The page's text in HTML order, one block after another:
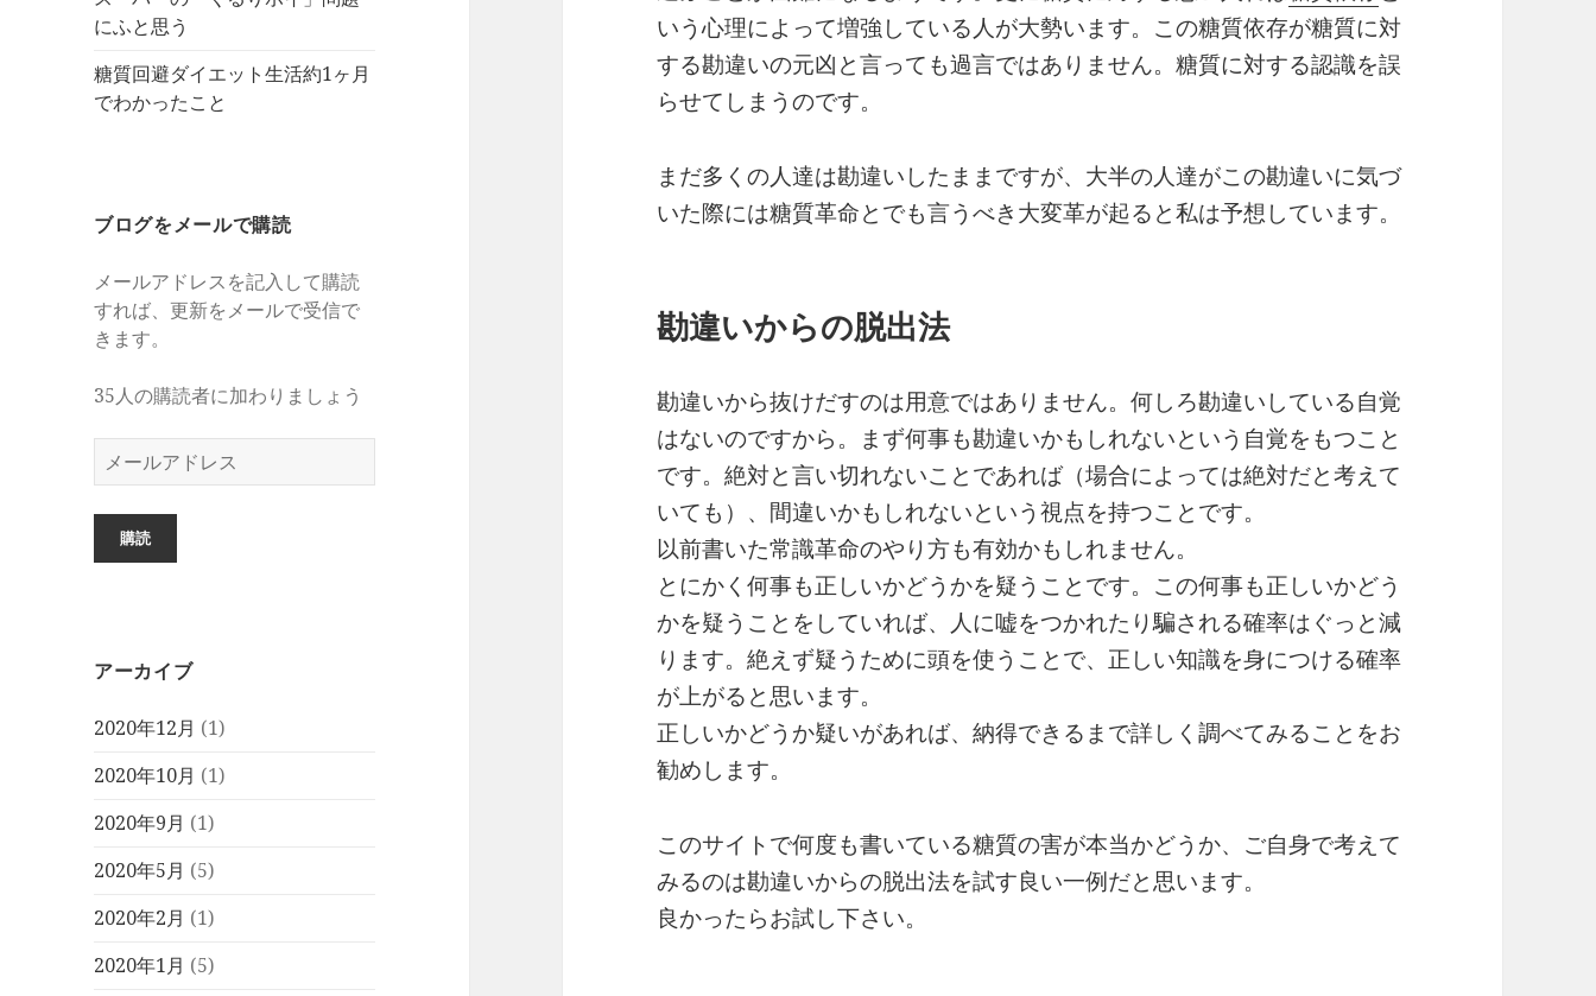
にふと思う
糖質回避ダイエット生活約1ヶ月
でわかったこと
ブログをメールで購読
メールアドレスを記入して購読
すれば、更新をメールで受信で
きます。
35人の購読者に加わりましょう
ー
ル
ド
購読
アーカイブ
2020年12月 (1)
2020年10月 (1)
2020年9月 (1)
2020年5月 (5)
2020年2月 (1)
2020年1月 (5)
いう心理によって増強している人が大勢います。この糖質依存が糖質に対
する勘違いの元凶と言っても過言ではありません。糖質に対する認識を誤
らせてしまうのです。
まだ多くの人達は勘違いしたままですが、大半の人達がこの勘違いに気づ
いた際には糖質革命とでも言うべき大変革が起ると私は予想しています。
勘違いからの脱出法
勘違いから抜けだすのは用意ではありません。何しろ勘違いしている自覚
はないのですから。まず何事も勘違いかもしれないという自覚をもつこと
です。絶対と言い切れないことであれば（場合によっては絶対だと考えて
いても）、間違いかもしれないという視点を持つことです。
以前書いた常識革命のやり方も有効かもしれません。
とにかく何事も正しいかどうかを疑うことです。この何事も正しいかどう
かを疑うことをしていれば、人に嘘をつかれたり騙される確率はぐっと減
ります。絶えず疑うために頭を使うことで、正しい知識を身につける確率
が上がると思います。
正しいかどうか疑いがあれば、納得できるまで詳しく調べてみることをお
勧めします。
このサイトで何度も書いている糖質の害が本当かどうか、ご自身で考えて
みるのは勘違いからの脱出法を試す良い一例だと思います。
良かったらお試し下さい。